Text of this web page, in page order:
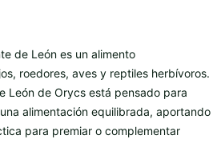
de León es un alimento
roedores, aves y reptiles herbívoros.
León de Orycs está pensado para
alimentación equilibrada, aportando
para premiar o complementar